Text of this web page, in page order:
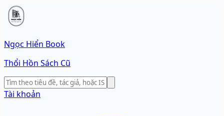
Ngọc Hiển Book
Thổi Hồn Sách Cũ
Tài khoản